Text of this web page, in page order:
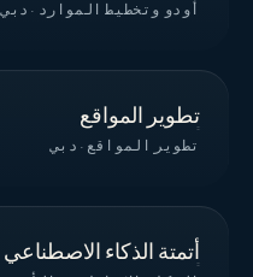
أودو وتخطيط الموارد · دبي
تطوير المواقع
تطوير المواقع · دبي
أتمتة الذكاء الاصطناعي